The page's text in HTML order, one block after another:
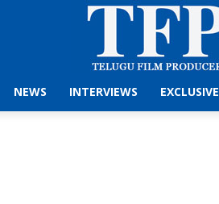
NEWS INTERVIEWS EXCLUSIVE